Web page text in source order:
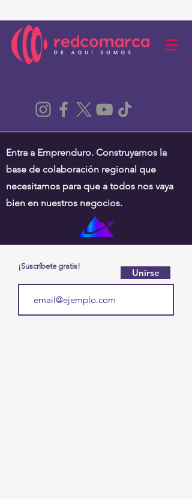
Entra a Emprenduro. Construyamos la
base de colaboración regional que
necesitamos para que a todos nos vaya
bien en nuestros negocios.
¡Suscríbete gratis!
Unirse